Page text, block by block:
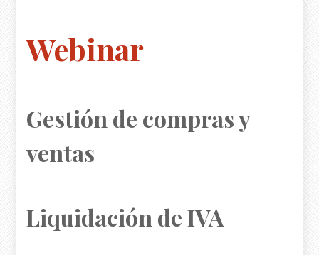
Webinar
Gestión de compras y
ventas
Liquidación de IVA